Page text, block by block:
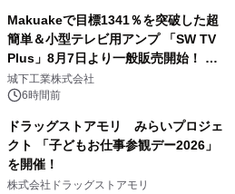
Makuakeで目標1341％を突破した超
簡単＆小型テレビ用アンプ 「SW TV
Plus」8月7日より一般販売開始！ ケ
ーブル1本つなぐだけ、テレビの音が
ぐっと豊かに
城下工業株式会社
6時間前
ドラッグストアモリ みらいプロジェ
クト 「子どもお仕事参観デー2026」
を開催！
株式会社ドラッグストアモリ